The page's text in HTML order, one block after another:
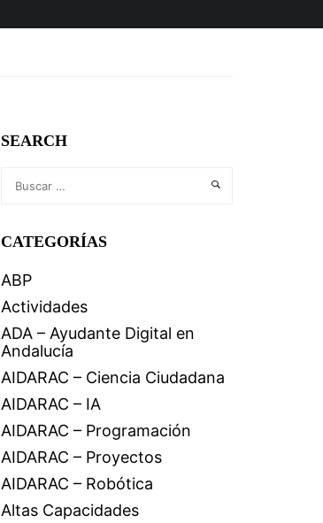
SEARCH
CATEGORÍAS
ABP
Actividades
ADA – Ayudante Digital en
Andalucía
AIDARAC – Ciencia Ciudadana
AIDARAC – IA
AIDARAC – Programación
AIDARAC – Proyectos
AIDARAC – Robótica
Altas Capacidades